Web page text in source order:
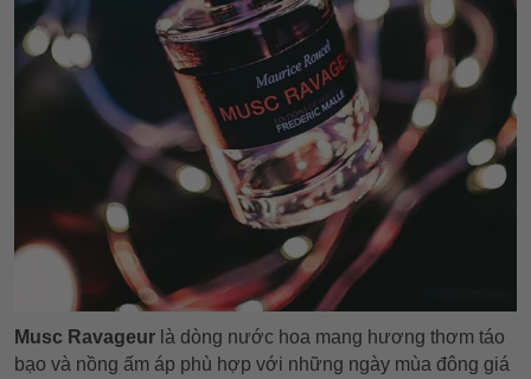
Musc Ravageur là dòng nước hoa mang hương thơm táo
bạo và nồng ấm áp phù hợp với những ngày mùa đông giá